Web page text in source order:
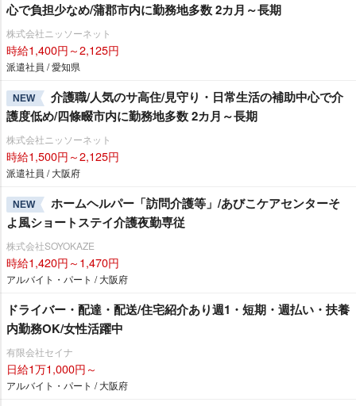
心で負担少なめ/蒲郡市内に勤務地多数 2カ月～長期
株式会社ニッソーネット
時給1,400円～2,125円
派遣社員 / 愛知県
NEW
介護職/人気のサ高住/見守り・日常生活の補助中心で介
護度低め/四條畷市内に勤務地多数 2カ月～長期
株式会社ニッソーネット
時給1,500円～2,125円
派遣社員 / 大阪府
NEW
ホームヘルパー「訪問介護等」/あびこケアセンターそ
よ風ショートステイ介護夜勤専従
株式会社SOYOKAZE
時給1,420円～1,470円
アルバイト・パート / 大阪府
ドライバー・配達・配送/住宅紹介あり週1・短期・週払い・扶養
内勤務OK/女性活躍中
有限会社セイナ
日給1万1,000円～
アルバイト・パート / 大阪府